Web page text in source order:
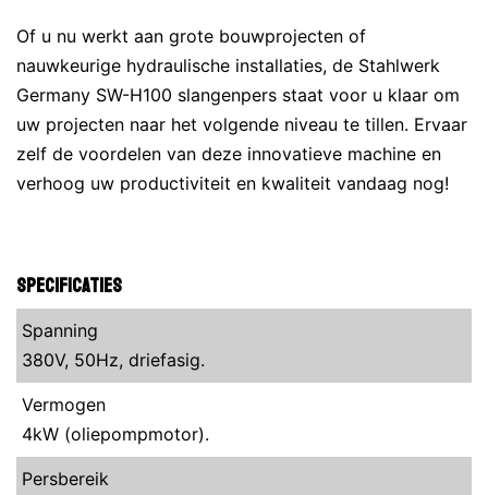
Of u nu werkt aan grote bouwprojecten of
nauwkeurige hydraulische installaties, de Stahlwerk
Germany SW-H100 slangenpers staat voor u klaar om
uw projecten naar het volgende niveau te tillen. Ervaar
zelf de voordelen van deze innovatieve machine en
verhoog uw productiviteit en kwaliteit vandaag nog!
Specificaties
Spanning
380V, 50Hz, driefasig.
Vermogen
4kW (oliepompmotor).
Persbereik